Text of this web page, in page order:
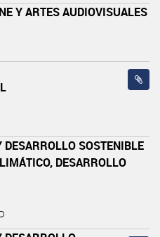
Y ARTES AUDIOVISUALES
SOSTENIBLE
DESARROLLO